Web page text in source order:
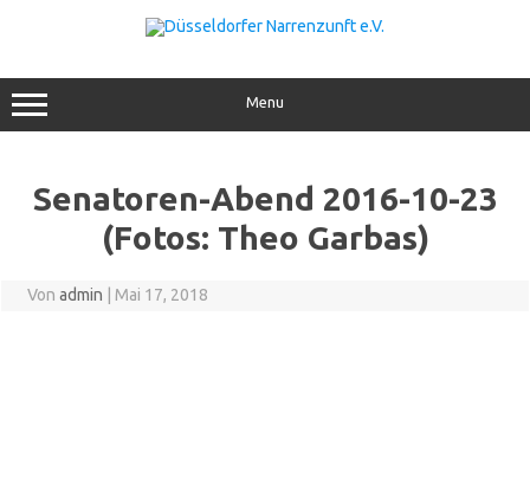
Menu
Senatoren-Abend 2016-10-23
(Fotos: Theo Garbas)
Von admin Mai 17, 2018